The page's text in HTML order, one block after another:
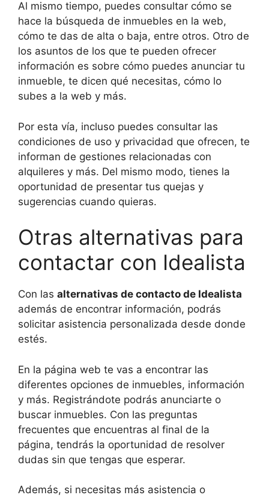
Al mismo tiempo, puedes consultar cómo se
hace la búsqueda de inmuebles en la web,
cómo te das de alta o baja, entre otros. Otro de
los asuntos de los que te pueden ofrecer
información es sobre cómo puedes anunciar tu
inmueble, te dicen qué necesitas, cómo lo
subes a la web y más.
Por esta vía, incluso puedes consultar las
condiciones de uso y privacidad que ofrecen, te
informan de gestiones relacionadas con
alquileres y más. Del mismo modo, tienes la
oportunidad de presentar tus quejas y
sugerencias cuando quieras.
Otras alternativas para
contactar con Idealista
Con las alternativas de contacto de Idealista
además de encontrar información, podrás
solicitar asistencia personalizada desde donde
estés.
En la página web te vas a encontrar las
diferentes opciones de inmuebles, información
y más. Registrándote podrás anunciarte o
buscar inmuebles. Con las preguntas
frecuentes que encuentras al final de la
página, tendrás la oportunidad de resolver
dudas sin que tengas que esperar.
Además, si necesitas más asistencia o